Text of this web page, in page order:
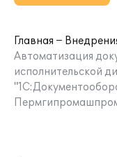
Главная
Автоматизация
исполнительской